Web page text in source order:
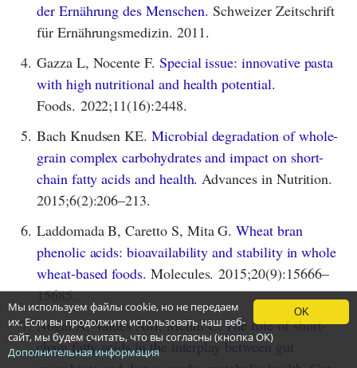
der Ernährung des Menschen. Schweizer Zeitschrift
für Ernährungsmedizin. 2011.
4. Gazza L, Nocente F. Special issue: innovative pasta
with high nutritional and health potential.
Foods. 2022;11(16):2448.
5. Bach Knudsen KE.Microbial degradation of whole-
grain complex carbohydrates and impact on short-
chain fatty acids and health. Advances in Nutrition.
2015;6(2):206–213.
6. Laddomada B, Caretto S, Mita G.Wheat bran
phenolic acids: bioavailability and stability in whole
wheat-based foods. Molecules. 2015;20(9):15666–
15685.
7. Nogal A, Valdes AM, Menni C. The role of short-
chain fatty acids in the interplay between gut
OK
Мы используем файлы cookie, но не передаем
их. Если вы продолжите использовать наш веб-
сайт, мы будем считать, что вы согласны (кнопка ОК)
Дополнительная информация